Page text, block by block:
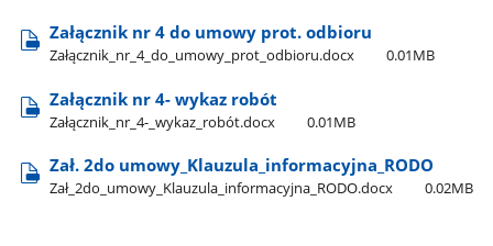
Załącznik nr 4 do umowy prot. odbioru
Załącznik​_nr​_4​_do​_umowy​_prot​_odbioru.docx 0.01MB
Załącznik nr 4- wykaz robót
Załącznik​_nr​_4-​_wykaz​_robót.docx 0.01MB
Zał. 2do umowy​_Klauzula​_informacyjna​_RODO
Zał​_2do​_umowy​_Klauzula​_informacyjna​_RODO.docx 0.02MB